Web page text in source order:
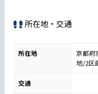
所在地・交通
所在地
京都府
地/2区
交通